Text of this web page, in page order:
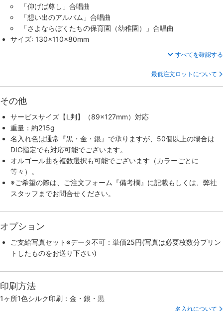
「仰げば尊し」合唱曲
「想い出のアルバム」合唱曲
「さよならぼくたちの保育園（幼稚園）」合唱曲
サイズ: 130×110×80mm
すべてを確認する
最低注文ロットについて
その他
サービスサイズ【L判】（89×127mm）対応
重量：約215g
名入れ色は通常『黒・金・銀』で承りますが、50個以上の場合は
DIC指定でも対応可能でございます。
オルゴール曲を複数選択も可能でございます（カラーごとに
等々）。
※ご希望の際は、ご注文フォーム『備考欄』に記載もしくは、弊社
スタッフまでお問合せください。
オプション
ご支給写真セット※データ不可：単価25円(写真は必要枚数分プリン
トしたものをお送り下さい)
印刷方法
1ヶ所1色シルク印刷：金・銀・黒
名入れについて